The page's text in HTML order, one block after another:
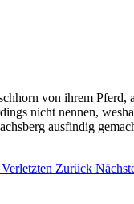
von ihrem Pferd,
nicht nennen,
ausfindig
Zurück